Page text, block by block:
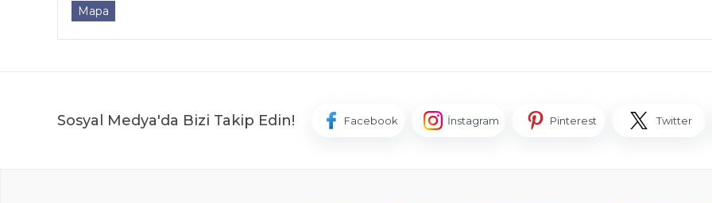
Mapa
Sosyal Medya'da Bizi Takip Edin! Facebook İnstagram Pinterest Twitter